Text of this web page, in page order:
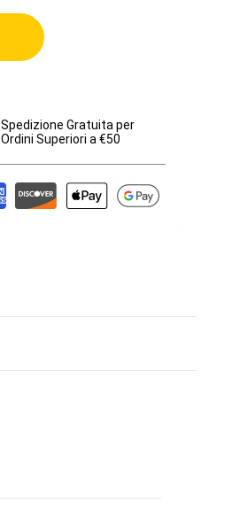
Spedizione Gratuita per
Ordini Superiori a €50